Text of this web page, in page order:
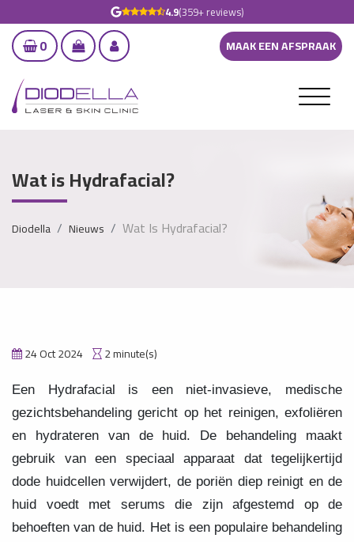
4.9(359+ reviews)
0 MAAK EEN AFSPRAAK
Wat is Hydrafacial?
Diodella Nieuws Wat Is Hydrafacial?
24 Oct 2024 2 minute(s)
Een Hydrafacial is een niet-invasieve, medische
gezichtsbehandeling gericht op het reinigen, exfoliëren
en hydrateren van de huid. De behandeling maakt
gebruik van een speciaal apparaat dat tegelijkertijd
dode huidcellen verwijdert, de poriën diep reinigt en de
huid voedt met serums die zijn afgestemd op de
behoeften van de huid. Het is een populaire behandeling